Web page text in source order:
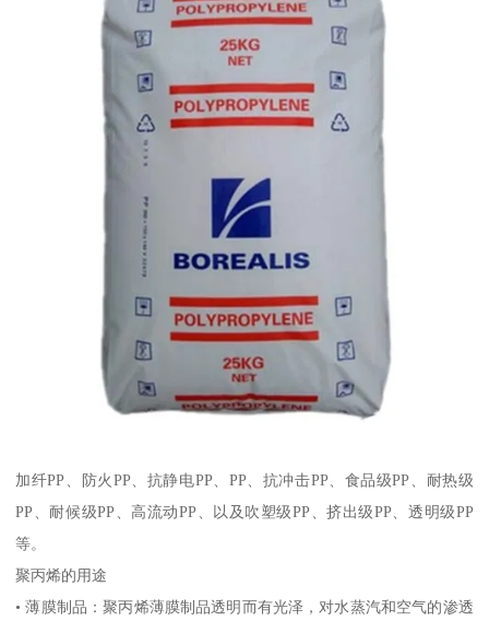
加纤PP 、防火 PP 、抗静电PP PP 、抗冲击PP 、食品级PP 、耐热级
PP 、耐候级PP 、高流动PP 、以及吹塑级PP 、挤出级PP 、透明级PP
等。
聚丙烯的用途
•薄膜制品：聚丙烯薄膜制品透明而有光泽，对水蒸汽和空气的渗透